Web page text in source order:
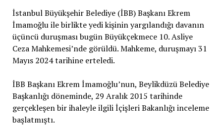
İstanbul Büyükşehir Belediye (İBB) Başkanı Ekrem
İmamoğlu ile birlikte yedi kişinin yargılandığı davanın
üçüncü duruşması bugün Büyükçekmece 10. Asliye
Ceza Mahkemesi’nde görüldü. Mahkeme, duruşmayı 31
Mayıs 2024 tarihine erteledi.
İBB Başkanı Ekrem İmamoğlu’nun, Beylikdüzü Belediye
Başkanlığı döneminde, 29 Aralık 2015 tarihinde
gerçekleşen bir ihaleyle ilgili İçişleri Bakanlığı inceleme
başlatmıştı.